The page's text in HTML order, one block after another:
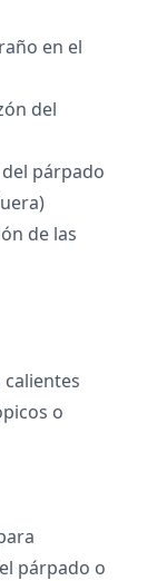
en el
del
párpado
de las
o
párpado o